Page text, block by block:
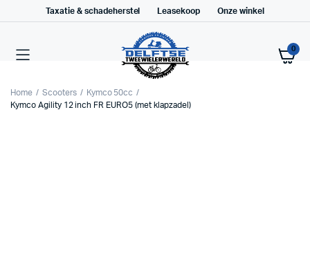
Taxatie & schadeherstel Leasekoop Onze winkel
0
Home Scooters
Kymco 50cc
Kymco Agility 12 inch FR EURO5 (met klapzadel)